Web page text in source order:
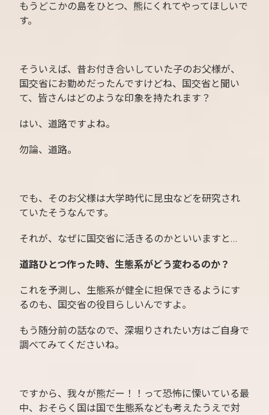
もうどこかの島をひとつ、熊にくれてやってほしいで
す。
そういえば、昔お付き合いしていた子のお父様が、
国交省にお勤めだったんですけどね、国交省と聞い
て、皆さんはどのような印象を持たれます？
はい、道路ですよね。
勿論、道路。
でも、そのお父様は大学時代に昆虫などを研究され
ていたそうなんです。
それが、なぜに国交省に活きるのかといいますと…
道路ひとつ作った時、生態系がどう変わるのか？
これを予測し、生態系が健全に担保できるようにす
るのも、国交省の役目らしいんですよ。
もう随分前の話なので、深堀りされたい方はご自身で
調べてみてくださいね。
ですから、我々が熊だー！！って恐怖に慄いている最
中、おそらく国は国で生態系なども考えたうえで対